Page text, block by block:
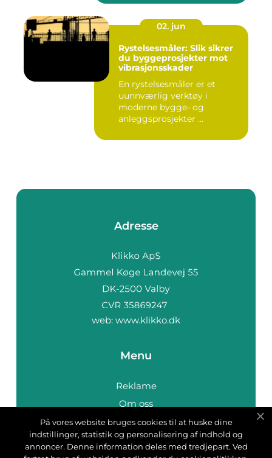
02. jun
Rystelsesmåler: Slik sikrer
du byggeprosjekter mot
vibrasjonsskader
En rystelsesmåler er et
uunnværlig verktøy i
moderne bygge- og
anleggsprosjekter ...
Adresse
web: www.klikko.dk
Menu
Reklame
Om oss
Cookies
Kontakt Oss
På vores website bruges cookies til at huske dine
indstillinger, statistik og personalisering af indhold og
annoncer. Denne information deles med tredjepart. Ved